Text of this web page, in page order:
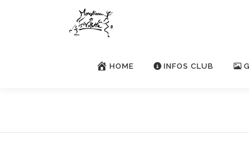
HOME INFOS CLUB